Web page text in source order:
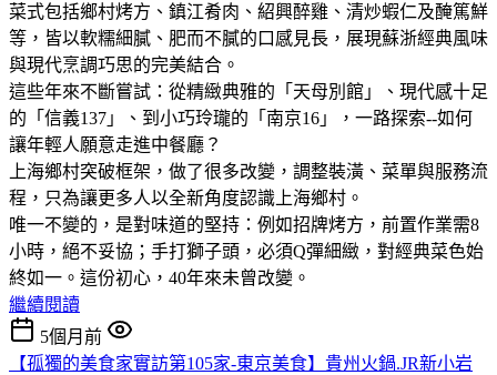
菜式包括鄉村烤方、鎮江肴肉、紹興醉雞、清炒蝦仁及醃篤鮮
等，皆以軟糯細膩、肥而不膩的口感見長，展現蘇浙經典風味
與現代烹調巧思的完美結合。
這些年來不斷嘗試：從精緻典雅的「天母別館」、現代感十足
的「信義137」、到小巧玲瓏的「南京16」，一路探索--如何
讓年輕人願意走進中餐廳？
上海鄉村突破框架，做了很多改變，調整裝潢、菜單與服務流
程，只為讓更多人以全新角度認識上海鄉村。
唯一不變的，是對味道的堅持：例如招牌烤方，前置作業需8
小時，絕不妥協；手打獅子頭，必須Q彈細緻，對經典菜色始
終如一。這份初心，40年來未曾改變。
繼續閱讀
5個月前
【孤獨的美食家實訪第105家-東京美食】貴州火鍋.JR新小岩